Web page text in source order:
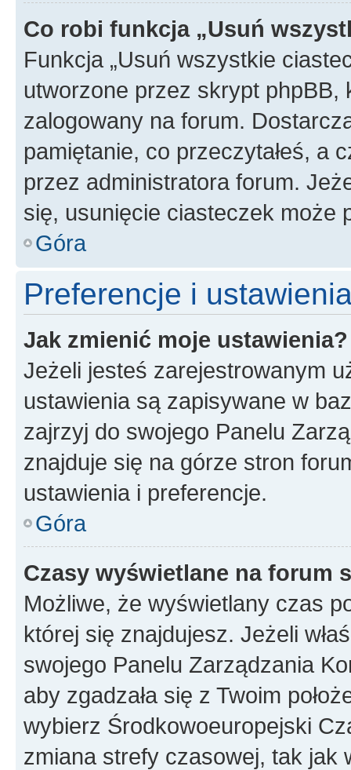
Co robi funkcja „Usuń
Funkcja „Usuń wszystkie
utworzone przez skrypt
zalogowany na forum.
pamiętanie, co przeczytałeś, a
przez administratora forum.
się, usunięcie ciasteczek może
Góra
Preferencje i
Jak zmienić moje ustawienia?
Jeżeli jesteś zarejestrowanym
ustawienia są zapisywane w
zajrzyj do swojego Panelu
znajduje się na górze stron
ustawienia i preferencje.
Góra
Czasy wyświetlane na forum
Możliwe, że wyświetlany czas
której się znajdujesz. Jeżeli
swojego Panelu Zarządzania
aby zgadzała się z Twoim
wybierz Środkowoeuropejski
zmiana strefy czasowej, tak jak